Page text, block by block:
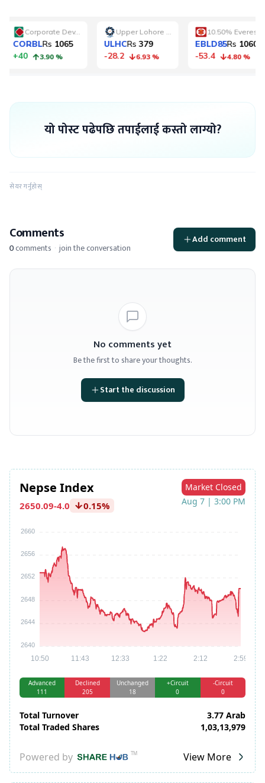
यो पोस्ट पढेपछि तपाईलाई कस्तो लाग्यो?
सेयर गर्नुहोस्
Comments
0comments · join the conversation
Add comment
No comments yet
Be the first to share your thoughts.
Start the discussion